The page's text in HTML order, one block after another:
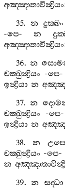
අඤ‍්ඤාතාවින්‍ද්‍රියං
35. න දුක‍්ඛං
-පෙ-න
අඤ‍්ඤාතාවින්‍ද්‍රියං
36. න
චක‍්ඛුන්‍ද්‍රියං -පෙ-
ඉන්‍ද්‍රියා න
37.න
චක‍්ඛුන්‍ද්‍රියං -පෙ
ඉන්‍ද්‍රියා න
38.න
චක‍්ඛුන්‍ද්‍රියං -පෙ
න
39.න සද‍්ධා